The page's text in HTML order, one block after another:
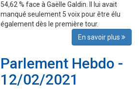
54,62 % face à Gaëlle Galdin. Il lui avait
manqué seulement 5 voix pour être élu
également dès le première tour.
En savoir plus
Parlement Hebdo -
12/02/2021